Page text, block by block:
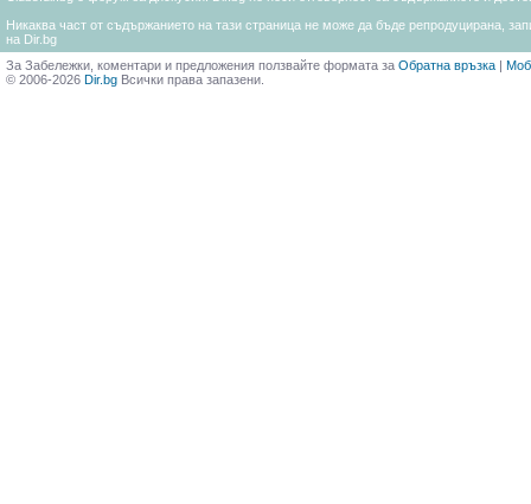
Никаква част от съдържанието на тази страница не може да бъде репродуцирана,
на Dir.bg
За Забележки, коментари и предложения ползвайте формата за Обратна връзка |
© 2006-2026 Dir.bg Всички права запазени.